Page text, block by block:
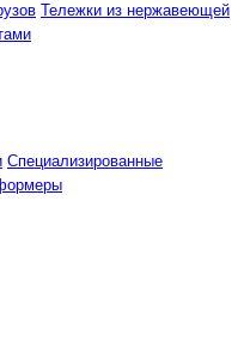
Тележки из нержавеющей
Специализированные